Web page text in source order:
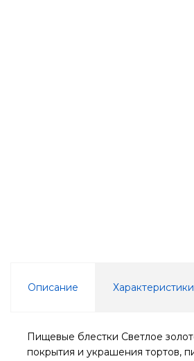
Описание Характеристики
Пищевые блестки Светлое
покрытия и украшения тортов,